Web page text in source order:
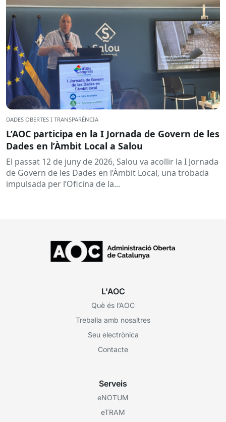
DADES OBERTES I TRANSPARÈNCIA
L’AOC participa en la I Jornada de Govern de les
Dades en l’Àmbit Local a Salou
El passat 12 de juny de 2026, Salou va acollir la I Jornada
de Govern de les Dades en l’Àmbit Local, una trobada
impulsada per l’Oficina de la...
L'AOC
Què és l’AOC
Treballa amb nosaltres
Seu electrònica
Contacte
Serveis
eNOTUM
eTRAM